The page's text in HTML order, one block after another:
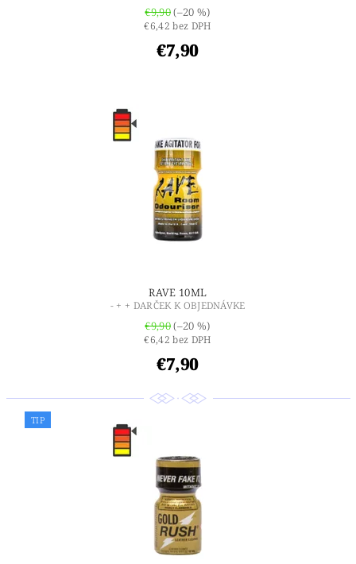
€9,90(–20 %)
€6,42 bez DPH
€7,90
RAVE 10ML
- + + DARČEK K OBJEDNÁVKE
€9,90(–20 %)
€6,42 bez DPH
€7,90
TIP